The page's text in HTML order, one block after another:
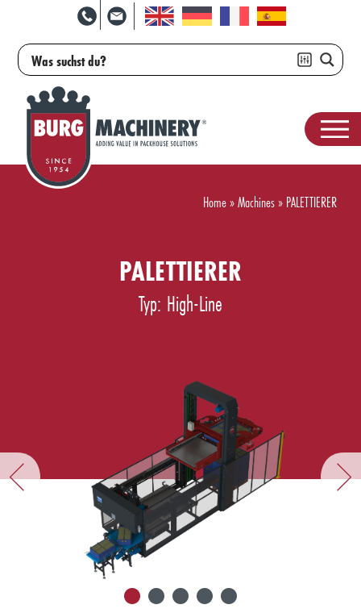
Home»Machines» PALETTIERER
PALETTIERER
Typ: High-Line